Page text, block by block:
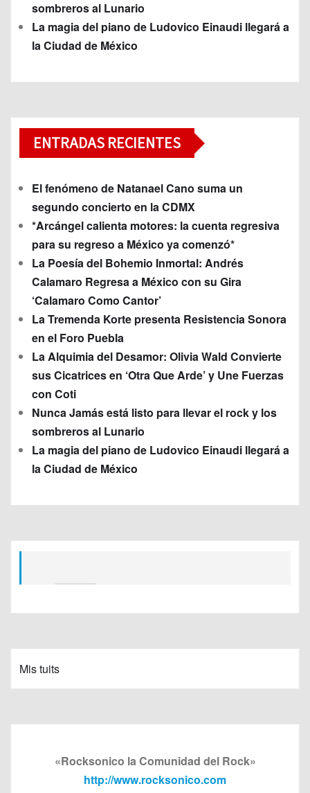
sombreros al Lunario
La magia del piano de Ludovico Einaudi llegará a
la Ciudad de México
ENTRADAS RECIENTES
El fenómeno de Natanael Cano suma un
segundo concierto en la CDMX
*Arcángel calienta motores: la cuenta regresiva
para su regreso a México ya comenzó*
La Poesía del Bohemio Inmortal: Andrés
Calamaro Regresa a México con su Gira
‘Calamaro Como Cantor’
La Tremenda Korte presenta Resistencia Sonora
en el Foro Puebla
La Alquimia del Desamor: Olivia Wald Convierte
sus Cicatrices en ‘Otra Que Arde’ y Une Fuerzas
con Coti
Nunca Jamás está listo para llevar el rock y los
sombreros al Lunario
La magia del piano de Ludovico Einaudi llegará a
la Ciudad de México
Mis tuits
«Rocksonico la Comunidad del Rock»
http://www.rocksonico.com